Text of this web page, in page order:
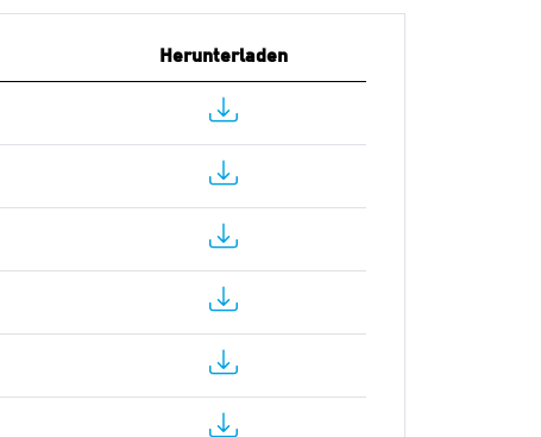
Herunterladen